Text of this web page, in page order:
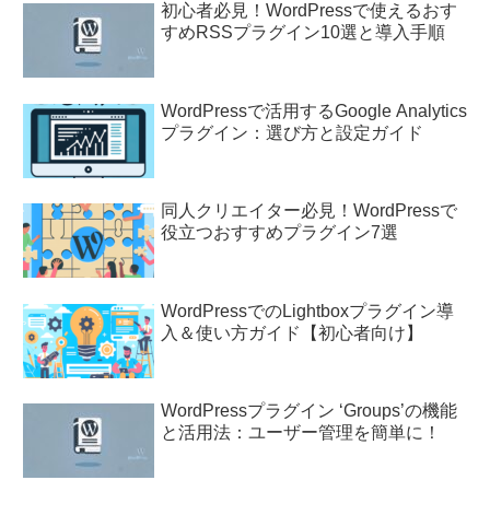
初心者必見！WordPressで使えるおす
すめRSSプラグイン10選と導入手順
WordPressで活用するGoogle Analytics
プラグイン：選び方と設定ガイド
同人クリエイター必見！WordPressで
役立つおすすめプラグイン7選
WordPressでのLightboxプラグイン導
入＆使い方ガイド【初心者向け】
WordPressプラグイン ‘Groups’の機能
と活用法：ユーザー管理を簡単に！